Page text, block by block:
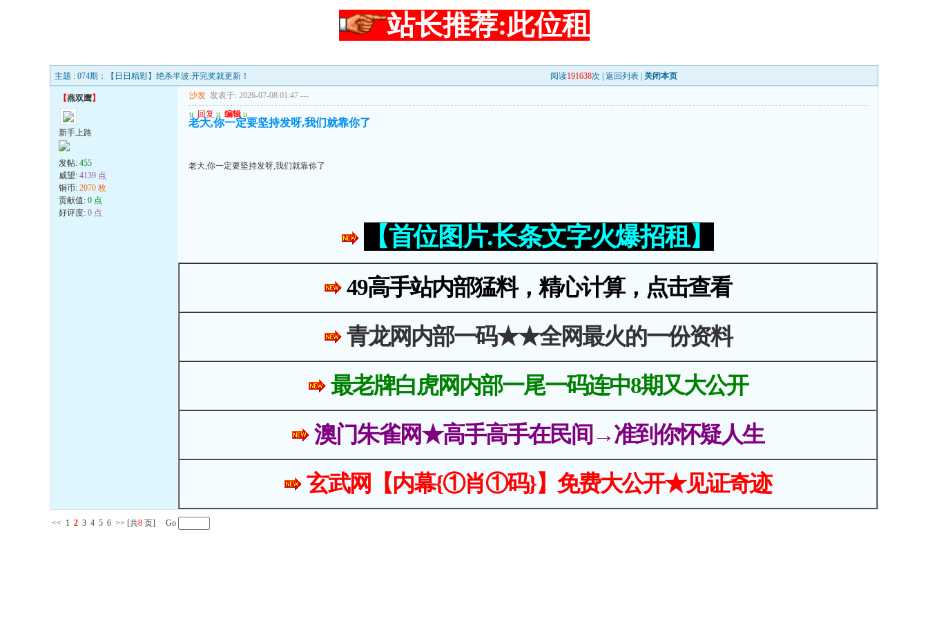
站长推荐:此位租
主题 : 074期：【日日精彩】绝杀半波.开完奖就更新！ 阅读191638次 | 返回列表 关闭本页
【燕双鹰】
新手上路
发帖: 455
威望: 4139 点
铜币: 2070 枚
贡献值: 0 点
好评度: 0 点
沙发 发表于: 2026-07-08 01:47 ---
u 回复 u 编辑 u
老大,你一定要坚持发呀,我们就靠你了
老大,你一定要坚持发呀,我们就靠你了
【首位图片.长条文字火爆招租】
49高手站内部猛料，精心计算，点击查看
青龙网内部一码★★全网最火的一份资料
最老牌白虎网内部一尾一码连中8期又大公开
澳门朱雀网★高手高手在民间→准到你怀疑人生
玄武网【内幕{①肖①码}】免费大公开★见证奇迹
<< 1 2 3 4 5 6 >> [共8 页] Go